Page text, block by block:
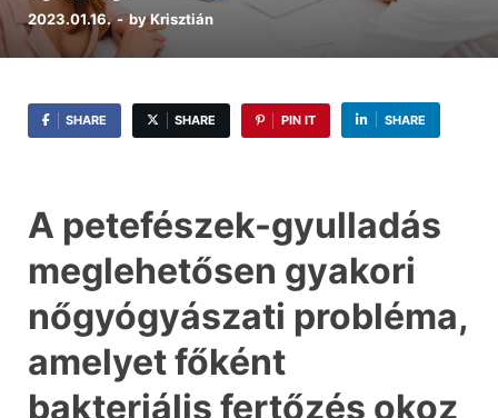
2023.01.16.-byKrisztián
SHARE SHARE PIN IT SHARE
A petefészek-gyulladás
meglehetősen gyakori
nőgyógyászati ​​probléma,
amelyet főként
bakteriális fertőzés okoz